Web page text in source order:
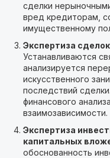
сделки
вред кредиторам,
имущественному
Экспертиза
Устанавливаются
анализируется
искусственного
последствий
финансового
взаимозависимости.
Экспертиза
капитальных
обоснованность